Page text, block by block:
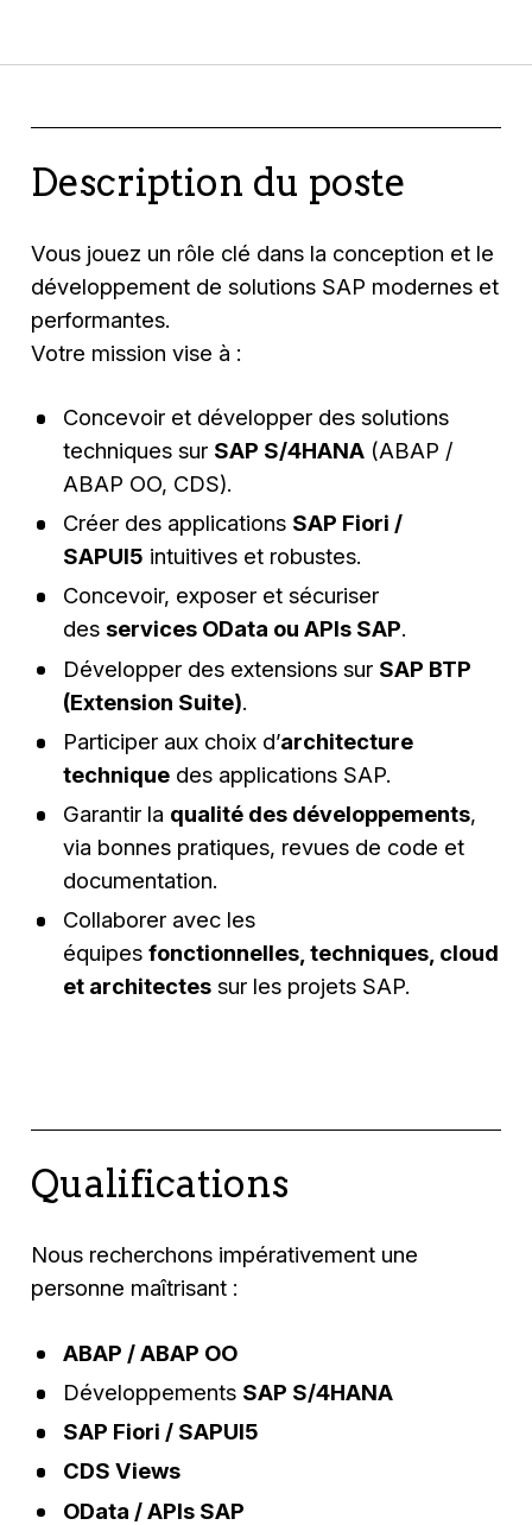
Description du poste
Vous jouez un rôle clé dans la conception et le
développement de solutions SAP modernes et
performantes.
Votre mission vise à :
Concevoir et développer des solutions
techniques sur SAP S/4HANA(ABAP /
ABAP OO, CDS).
Créer des applications SAP Fiori /
SAPUI5 intuitives et robustes.
Concevoir, exposer et sécuriser
des services OData ou APIs SAP.
Développer des extensions sur SAP BTP
(Extension Suite).
Participer aux choix d’architecture
techniquedes applications SAP.
Garantir la qualité des développements,
via bonnes pratiques, revues de code et
documentation.
Collaborer avec les
équipes fonctionnelles, techniques, cloud
et architectessur les projets SAP.
Qualifications
Nous recherchons impérativement une
personne maîtrisant :
ABAP / ABAP OO
Développements SAP S/4HANA
SAP Fiori / SAPUI5
CDS Views
OData / APIs SAP